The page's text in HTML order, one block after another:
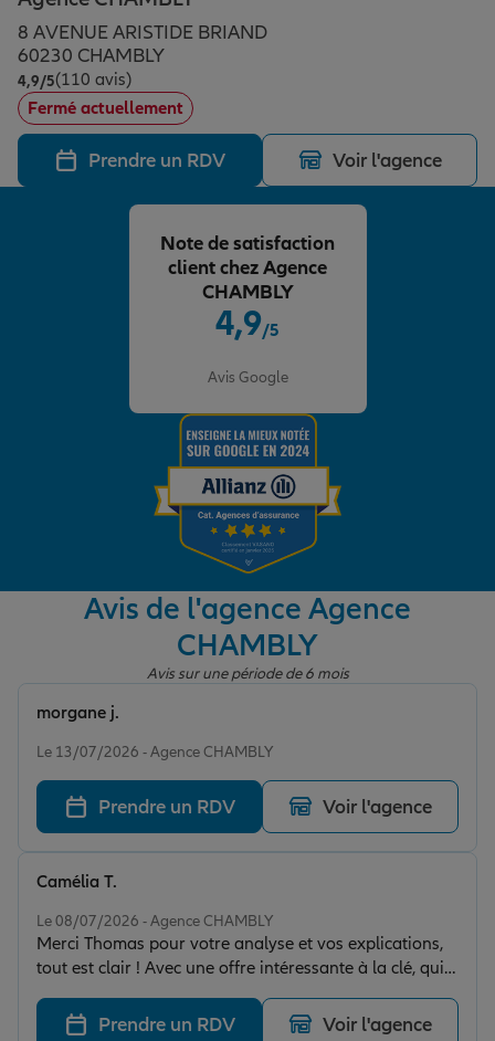
Assurance emprunteur
Prévoyance et dépendance
Assurance animal de compagnie
Protection de la famille
Protection juridique
Épargne & retraite
Plan épargne retraite
Assurance vie
Placements financiers
Investissements immobiliers
Transmission
Vos projets
Partir en vacances
Départ à la retraite
Préparer l’avenir
Conseil assurance
Assurance habitation
Le Pack Famille
Garantie des accidents de la vie
Assurance scolaire
Protection juridique
Retraite
Tous nos devis d'assurance
Allianz en France
8 AVENUE ARISTIDE BRIAND
60230 CHAMBLY
4,9/5Note de 4.9 sur 5
(110 avis)
Fermé actuellement
Prendre un RDV Voir l'agence
4,9/5
Avis Google
Note de satisfaction
client chez Agence
CHAMBLY
Avis de l'agence Agence
CHAMBLY
Avis sur une période de 6 mois
Le 13/07/2026 - Agence CHAMBLY
morgane j.
Prendre un RDV Voir l'agence
Le 08/07/2026 - Agence CHAMBLY
Merci Thomas pour votre analyse et vos explications,
tout est clair ! Avec une offre intéressante à la clé, qui
convient à ma situation. Je suis ravie de rejoindre vos
clients !
Camélia T.
Prendre un RDV Voir l'agence